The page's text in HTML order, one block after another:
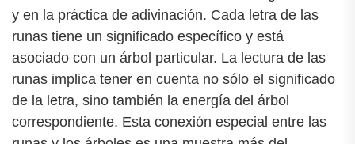
y en la práctica de adivinación. Cada letra de las
runas tiene un significado específico y está
asociado con un árbol particular. La lectura de las
runas implica tener en cuenta no sólo el significado
de la letra, sino también la energía del árbol
correspondiente. Esta conexión especial entre las